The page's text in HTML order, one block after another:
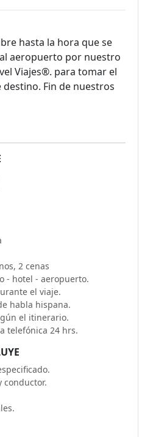
hasta la hora que se
aeropuerto por nuestro
Viajes®. para tomar el
Fin de nuestros
2 cenas
- hotel - aeropuerto.
el viaje.
habla hispana.
el itinerario.
telefónica 24 hrs.
conductor.